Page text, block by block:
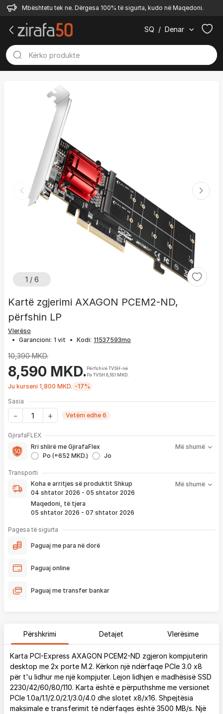
Mbështetu tek ne. Dërgesa 100% të sigurta, kudo në Maqedoni.
SQ / Denar
1 / 6
Kartë zgjerimi AXAGON PCEM2-ND,
përfshin LP
Vlerëso
• Garancioni: 1 vit • Kodi:
10,390 MKD.
8,590 MKD.Përfshirë TVSH-në
Pa TVSH 8,181 MKD.
Ju kurseni 1,800 MKD. -17%
Sasia
Vetëm edhe 6
GjirafaFLEX
Rri shlirë me GjirafaFlex
Po (+652 MKD.)
Jo
Më shumë
-Prioritet
1 viti nga blerja
- Kontakt brenda24 hpër servisim, zëvendësim apo kthim
pagesë
Transporti
Koha e arritjes së produktit Shkup
04 shtator 2026 - 05 shtator 2026
Maqedoni, të tjera
05 shtator 2026 - 07 shtator 2026
Më shumë
Koha e arritjes së produktit nënkupton periudhën prej kur
bëhet verifikimi i porosisë suaj, dhe njoftimit për verifikim
që ju e pranoni përmes email-it apo SMS-it.
Nëse porosia bëhet tani, produkti arrin sipas afatit kohor të
vendosur më lartë. Ju do të njoftoheni në vazhdimësi
përfshirë momentin kur produkti arrin në depon tonë, dhe
më lartë. Ju lusim të keni parasysh që festat ndërkombëtare ndikojnë që
liferimi të shtyhet për rreth 2 ditë.
Pagesa të sigurta
Paguaj me para në dorë
Paguaj online
Paguaj me transfer bankar
Përshkrimi Detajet Vlerësime
Karta PCI-Express AXAGON PCEM2-ND zgjeron kompjuterin
desktop me 2x porte M.2. Kërkon një ndërfaqe PCIe 3.0 x8
për t'u lidhur me një kompjuter. Lejon lidhjen e madhësisë SSD
2230/42/60/80/110. Karta është e përputhshme me versionet
PCIe 1.0a/1.1/2.0/2.1/3.0/4.0 dhe slotet x8/x16. Shpejtësia
maksimale e transferimit të ndërfaqes është 3500 MB/s. Një